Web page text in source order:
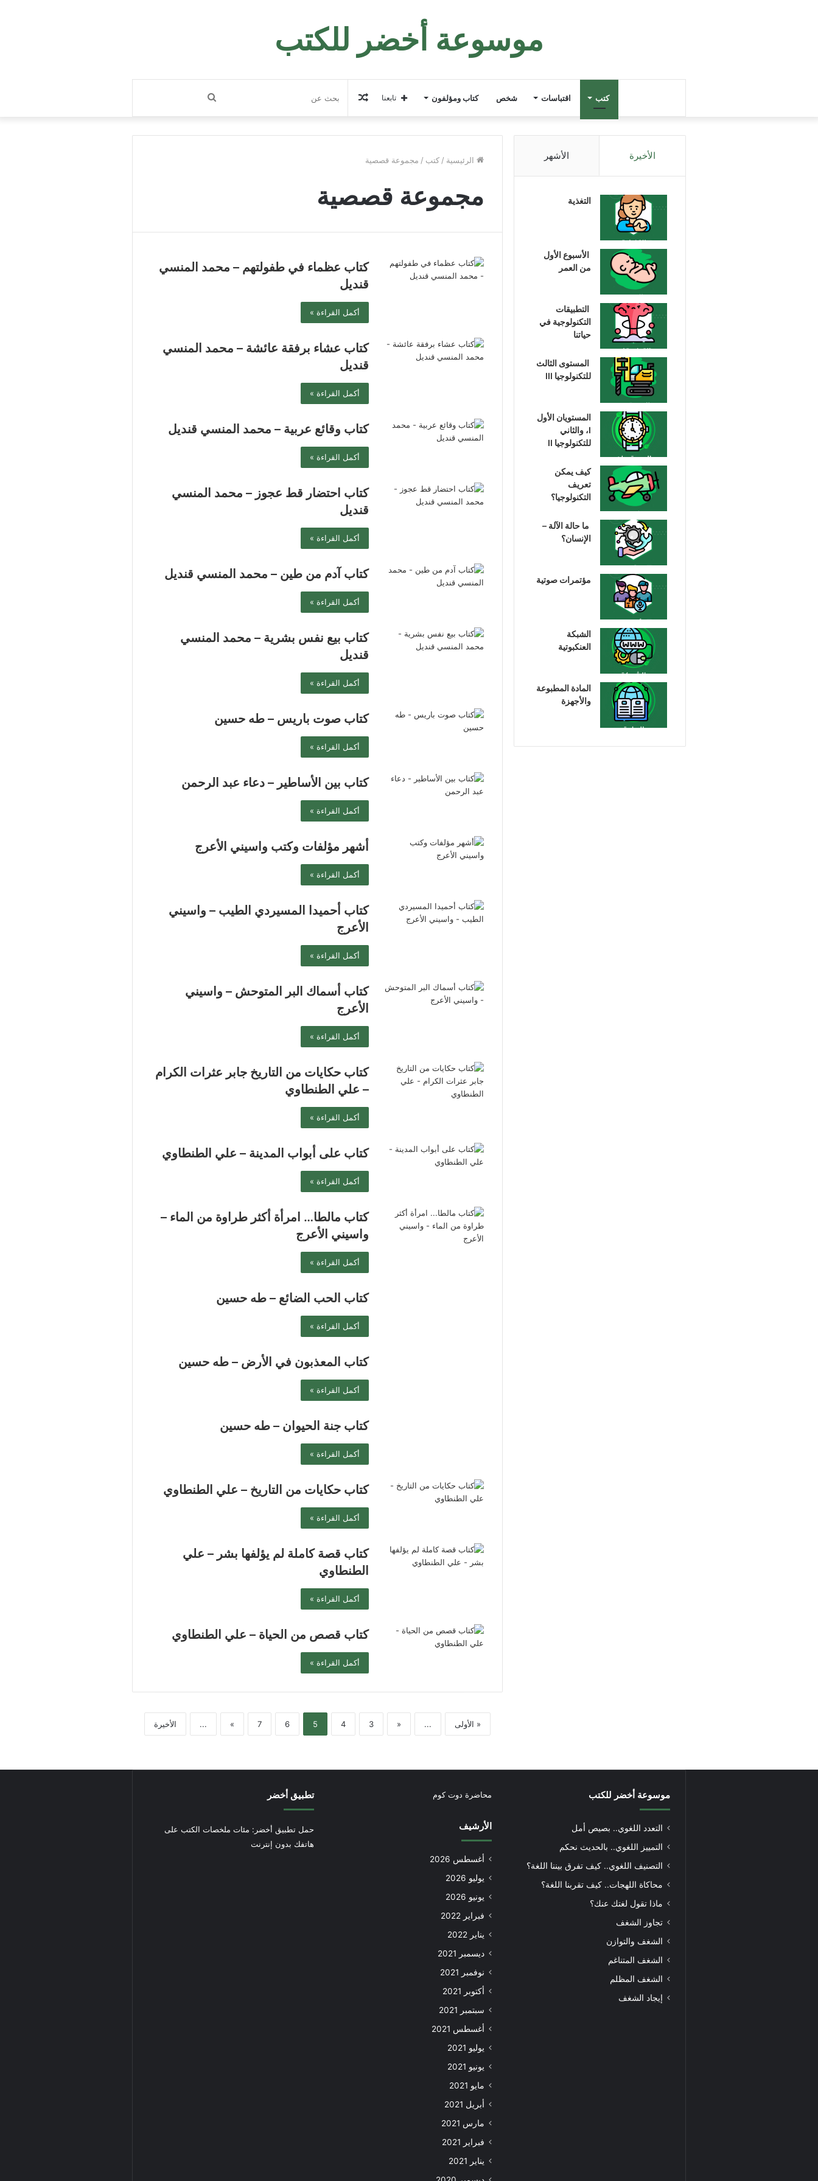
موسوعة أخضر للكتب
كتب اقتباسات شخص كتاب ومؤلفون بحث
عن
مقال
عشوائي
تابعنا
الرئيسية / كتب / مجموعة قصصية
مجموعة قصصية
كتاب عظماء في طفولتهم – محمد المنسي
قنديل
أكمل القراءة »
كتاب عشاء برفقة عائشة – محمد المنسي
قنديل
أكمل القراءة »
كتاب وقائع عربية – محمد المنسي قنديل
أكمل القراءة »
كتاب احتضار قط عجوز – محمد المنسي
قنديل
أكمل القراءة »
كتاب آدم من طين – محمد المنسي قنديل
أكمل القراءة »
كتاب بيع نفس بشرية – محمد المنسي
قنديل
أكمل القراءة »
كتاب صوت باريس – طه حسين
أكمل القراءة »
كتاب بين الأساطير – دعاء عبد الرحمن
أكمل القراءة »
أشهر مؤلفات وكتب واسيني الأعرج
أكمل القراءة »
كتاب أحميدا المسيردي الطيب – واسيني
الأعرج
أكمل القراءة »
كتاب أسماك البر المتوحش – واسيني
الأعرج
أكمل القراءة »
كتاب حكايات من التاريخ جابر عثرات الكرام
– علي الطنطاوي
أكمل القراءة »
كتاب على أبواب المدينة – علي الطنطاوي
أكمل القراءة »
كتاب مالطا… امرأة أكثر طراوة من الماء –
واسيني الأعرج
أكمل القراءة »
كتاب الحب الضائع – طه حسين
أكمل القراءة »
كتاب المعذبون في الأرض – طه حسين
أكمل القراءة »
كتاب جنة الحيوان – طه حسين
أكمل القراءة »
كتاب حكايات من التاريخ – علي الطنطاوي
أكمل القراءة »
كتاب قصة كاملة لم يؤلفها بشر – علي
الطنطاوي
أكمل القراءة »
كتاب قصص من الحياة – علي الطنطاوي
أكمل القراءة »
« الأولى ...
«
3
4
5
6
7
»
... الأخيرة
الأخيرة الأشهر
التغذية
الأسبوع الأول
من العمر
التطبيقات
التكنولوجية في
حياتنا
المستوى الثالث
للتكنولوجيا III
المستويان الأول
I، والثاني
للتكنولوجيا II
كيف يمكن
تعريف
التكنولوجيا؟
ما حالة الآلة –
الإنسان؟
مؤتمرات صوتية
الشبكة
العنكبوتية
المادة المطبوعة
والأجهزة
موسوعة أخضر للكتب
التعدد اللغوي.. بصيص أمل
التمييز اللغوي.. بالحديث نحكم
التصنيف اللغوي.. كيف تفرق بيننا اللغة؟
محاكاة اللهجات.. كيف تقربنا اللغة؟
ماذا تقول لغتك عنك؟
تجاوز الشغف
الشغف والتوازن
الشغف المتناغم
الشغف المظلم
إيجاد الشغف
محاضرة دوت كوم
الأرشيف
أغسطس 2026
يوليو 2026
يونيو 2026
فبراير 2022
يناير 2022
ديسمبر 2021
نوفمبر 2021
أكتوبر 2021
سبتمبر 2021
أغسطس 2021
يوليو 2021
يونيو 2021
مايو 2021
أبريل 2021
مارس 2021
فبراير 2021
يناير 2021
تطبيق أخضر
حمل تطبيق أخضر: مئات ملخصات الكتب على
هاتفك بدون إنترنت